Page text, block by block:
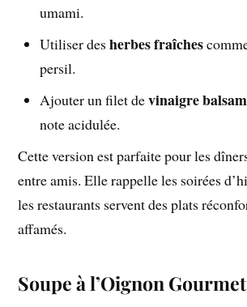
umami.
Utiliser desherbes fraîches
persil.
Ajouter un filet devinaigre
note acidulée.
Cette version est parfaite pour les
entre amis. Elle rappelle les soirées
les restaurants servent des plats
affamés.
Soupe à l’Oignon Gourmet